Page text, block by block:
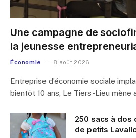
Une campagne de
la jeunesse
Économie 8 août 2026
Entreprise d’économie sociale
bientôt 10 ans, Le Tiers-Lieu mène
250 sacs à dos
de petits